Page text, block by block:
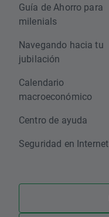
Guía de Ahorro para
milenials
Navegando hacia tu
jubilación
Calendario
macroeconómico
Centro de ayuda
Seguridad en Internet